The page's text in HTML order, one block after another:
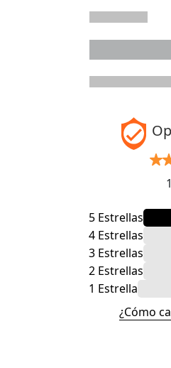
5 Estrellas
4 Estrellas
3 Estrellas
2 Estrellas
1 Estrella
¿Cómo